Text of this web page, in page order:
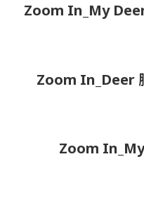
Zoom In_My
Zoom In_Deer
Zoom